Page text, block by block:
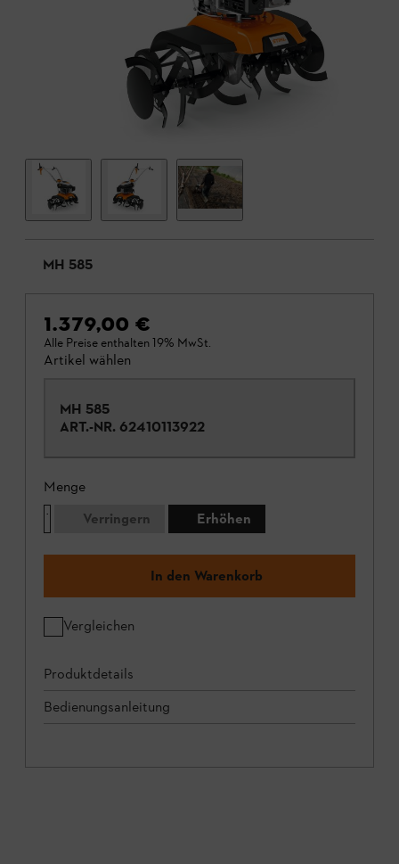
MH 585
1.379,00 €
Alle Preise enthalten 19% MwSt.
Artikel wählen
MH 585
ART.-NR. 62410113922
Menge
Verringern
Erhöhen
In den Warenkorb
Vergleichen
Produktdetails
Bedienungsanleitung